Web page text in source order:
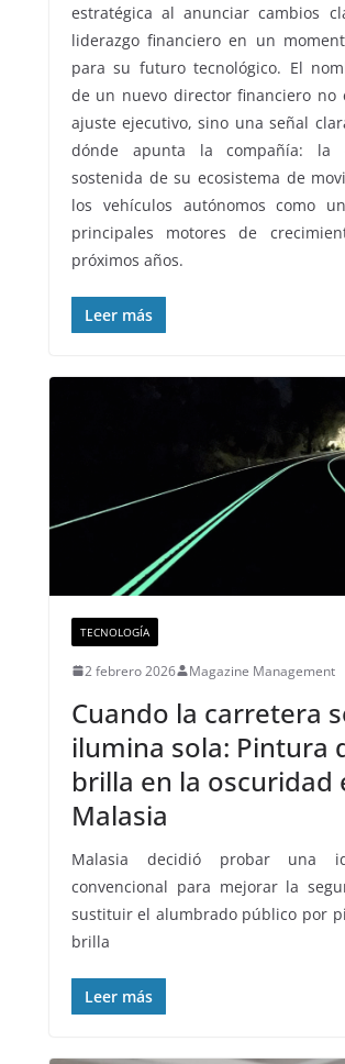
estratégica al anunciar cambios
liderazgo financiero en un
para su futuro tecnológico. El
de un nuevo director financiero no
ajuste ejecutivo, sino una señal
dónde apunta la compañía: la
sostenida de su ecosistema de
los vehículos autónomos como
principales motores de
próximos años.
Leer más
TECNOLOGÍA
2 febrero 2026 Magazine Management
Cuando la carretera
ilumina sola: Pintura
brilla en la oscuridad
Malasia
Malasia decidió probar una
convencional para mejorar la
sustituir el alumbrado público por
brilla
Leer más